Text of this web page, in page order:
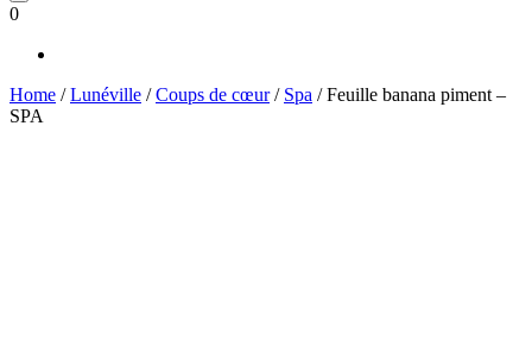
0
Home /Lunéville /Coups de cœur/ Spa / Feuille banana piment –
SPA